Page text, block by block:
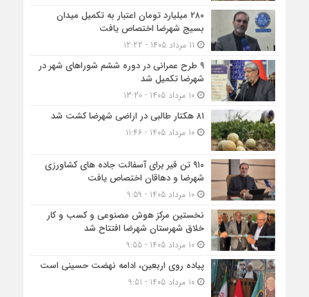
۲۸۰ میلیارد تومان اعتبار به تکمیل میدان
بسیج شهرضا اختصاص یافت
۹ طرح عمرانی در دوره ششم شوراهای شهر در
شهرضا تکمیل شد
10 مرداد 1405 - 13:20
۸۱ هکتار طالبی در اراضی شهرضا کشت شد
10 مرداد 1405 - 11:46
۹۱۰ تن قیر برای آسفالت جاده های کشاورزی
شهرضا و دهاقان اختصاص یافت
10 مرداد 1405 - 9:59
نخستین مرکز هوش مصنوعی و کسب‌ و کار
خلاق شهرستان شهرضا افتتاح شد
10 مرداد 1405 - 9:55
پیاده روی اربعین، ادامه نهضت حسینی است
10 مرداد 1405 - 9:51